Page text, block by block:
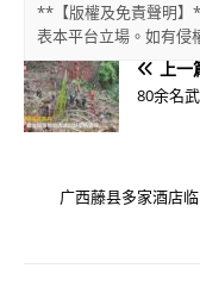
**【版權及免責聲明】
表本平台立場。如有侵
上一
80余名
广西藤县多家酒店